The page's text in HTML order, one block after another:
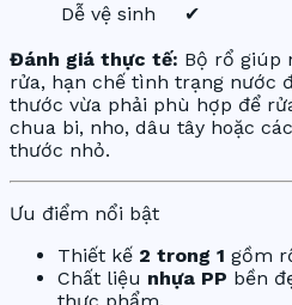
Dễ vệ sinh
✔
Đánh giá thực tế: Bộ rổ giúp
rửa, hạn chế tình trạng nước
thước vừa phải phù hợp để
chua bi, nho, dâu tây hoặc
thước nhỏ.
Ưu điểm nổi bật
Thiết kế 2 trong 1 gồm
Chất liệu nhựa PP bền